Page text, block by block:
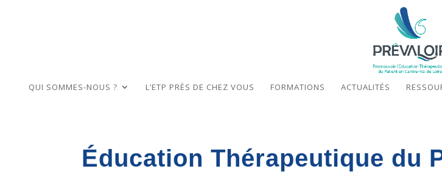
QUI SOMMES-NOUS ? L’ETP PRÈS DE CHEZ VOUS FORMATIONS ACTUALITÉS
Éducation Thérapeutique du